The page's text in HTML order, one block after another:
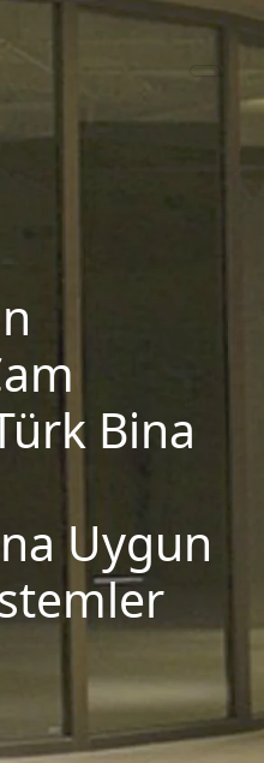
Bina
Uygun